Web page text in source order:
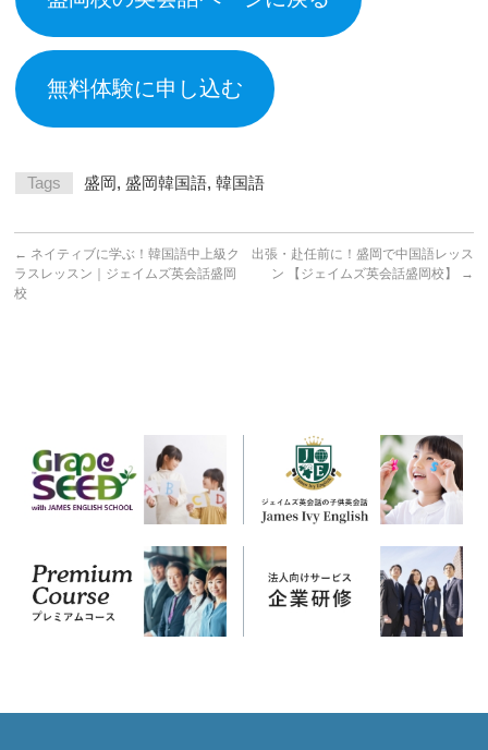
無料体験に申し込む
Tags 盛岡,盛岡韓国語,韓国語
← ネイティブに学ぶ！韓国語中上級ク
ラスレッスン｜ジェイムズ英会話盛岡
校
出張・赴任前に！盛岡で中国語レッス
ン 【ジェイムズ英会話盛岡校】
→